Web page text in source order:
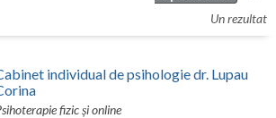
Un rezultat
individual de psihologie dr. Lupau
fizic și online